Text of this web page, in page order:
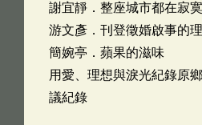
謝宜靜．整座城市都在寂寞
游文彥．刊登徵婚啟事的
簡婉亭．蘋果的滋味
用愛、理想與淚光紀錄原
議紀錄